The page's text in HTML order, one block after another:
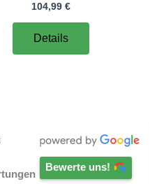
104,99 €
Details
Bewerte uns!